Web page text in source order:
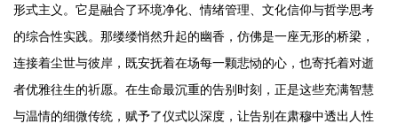
形式主义。它是融合了环境净化、情绪管理、文化信仰与哲学思考
的综合性实践。那缕缕悄然升起的幽香，仿佛是一座无形的桥梁，
连接着尘世与彼岸，既安抚着在场每一颗悲恸的心，也寄托着对逝
者优雅往生的祈愿。在生命最沉重的告别时刻，正是这些充满智慧
与温情的细微传统，赋予了仪式以深度，让告别在肃穆中透出人性